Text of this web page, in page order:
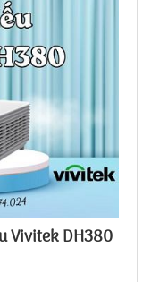
Vivitek DH380